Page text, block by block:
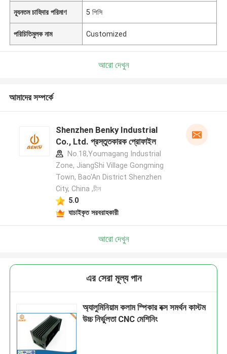
ন্যূনতম চাহিদার পরিমাণ 5 পিসি
পরিচিতিমুলক নাম Customized
আরো দেখুন
আমাদের সম্পর্কে
Shenzhen Benky Industrial
Co., Ltd. প্রস্তুতকারক প্রোফাইল
No.18,Youmagang Industrial
Zone, JiangShi Village Gongming
Town, Bao'An District Shenzhen
City, China ,চীন
5.0
যাচাইকৃত সরবরাহকারী
আরো দেখুন
এর সেরা মূল্য পান
অ্যালুমিনিয়াম কলাম স্পিকার বক্স সমর্থন কাস্টম
উচ্চ নির্ভুলতা CNC মেশিনিং